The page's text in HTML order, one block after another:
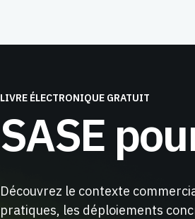
LIVRE ÉLECTRONIQUE GRATUIT
SASE
Découvrez le contexte
pratiques, les déploiements